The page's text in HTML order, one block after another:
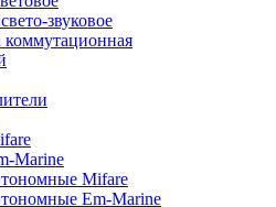
звуковое
Marine
Mifare
Em-Marine